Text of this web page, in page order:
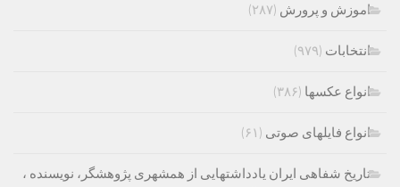
اموزش و پرورش (۲۸۷)
انتخابات (۹۷۹)
انواع عکسها (۳۸۶)
انواع فایلهای صوتی (۶۱)
تاریخ شفاهی ایران یادداشتهایی از همشهری پژوهشگر، نویسنده ،